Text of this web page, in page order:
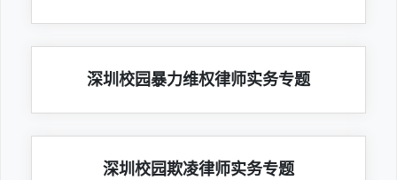
深圳校园暴力维权律师实务专题
深圳校园欺凌律师实务专题